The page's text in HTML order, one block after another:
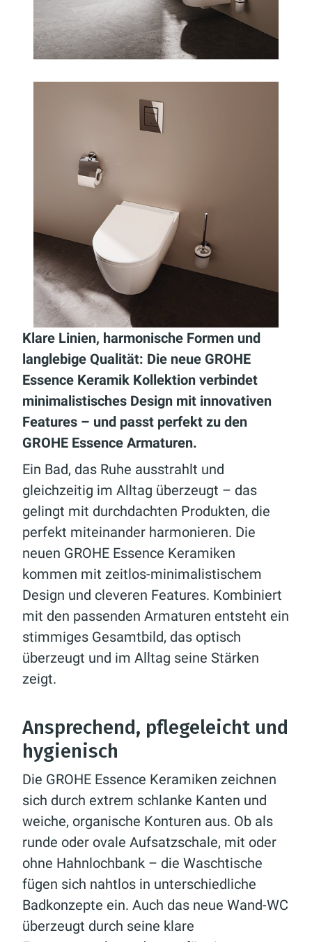
Klare Linien, harmonische Formen und
langlebige Qualität: Die neue GROHE
Essence Keramik Kollektion verbindet
minimalistisches Design mit innovativen
Features – und passt perfekt zu den
GROHE Essence Armaturen.
Ein Bad, das Ruhe ausstrahlt und
gleichzeitig im Alltag überzeugt – das
gelingt mit durchdachten Produkten, die
perfekt miteinander harmonieren. Die
neuen GROHE Essence Keramiken
kommen mit zeitlos-minimalistischem
Design und cleveren Features. Kombiniert
mit den passenden Armaturen entsteht ein
stimmiges Gesamtbild, das optisch
überzeugt und im Alltag seine Stärken
zeigt.
Ansprechend, pflegeleicht und
hygienisch
Die GROHE Essence Keramiken zeichnen
sich durch extrem schlanke Kanten und
weiche, organische Konturen aus. Ob als
runde oder ovale Aufsatzschale, mit oder
ohne Hahnlochbank – die Waschtische
fügen sich nahtlos in unterschiedliche
Badkonzepte ein. Auch das neue Wand-WC
überzeugt durch seine klare